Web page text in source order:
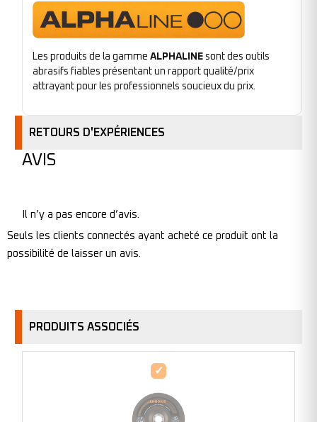
Les produits de la gamme ALPHALINE sont des outils
abrasifs fiables présentant un rapport qualité/prix
attrayant pour les professionnels soucieux du prix.
RETOURS D'EXPÉRIENCES
AVIS
Il n’y a pas encore d’avis.
Seuls les clients connectés ayant acheté ce produit ont la
possibilité de laisser un avis.
PRODUITS ASSOCIÉS
Disque
lamelles